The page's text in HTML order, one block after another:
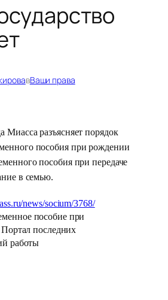
вВаши права
Миасса разъясняет порядок
пособия при рождении
пособия при передаче
в семью.
news/socium/3768/